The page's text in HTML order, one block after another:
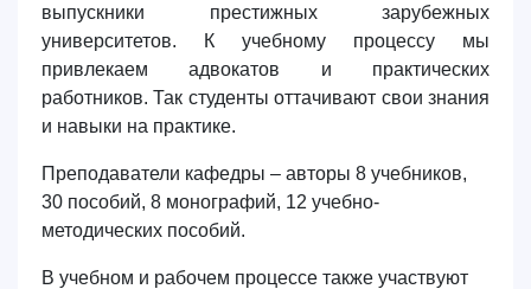
выпускники престижных зарубежных
университетов. К учебному процессу мы
привлекаем адвокатов и практических
работников. Так студенты оттачивают свои знания
и навыки на практике.
Преподаватели кафедры – авторы 8 учебников,
30 пособий, 8 монографий, 12 учебно-
методических пособий.
В учебном и рабочем процессе также участвуют